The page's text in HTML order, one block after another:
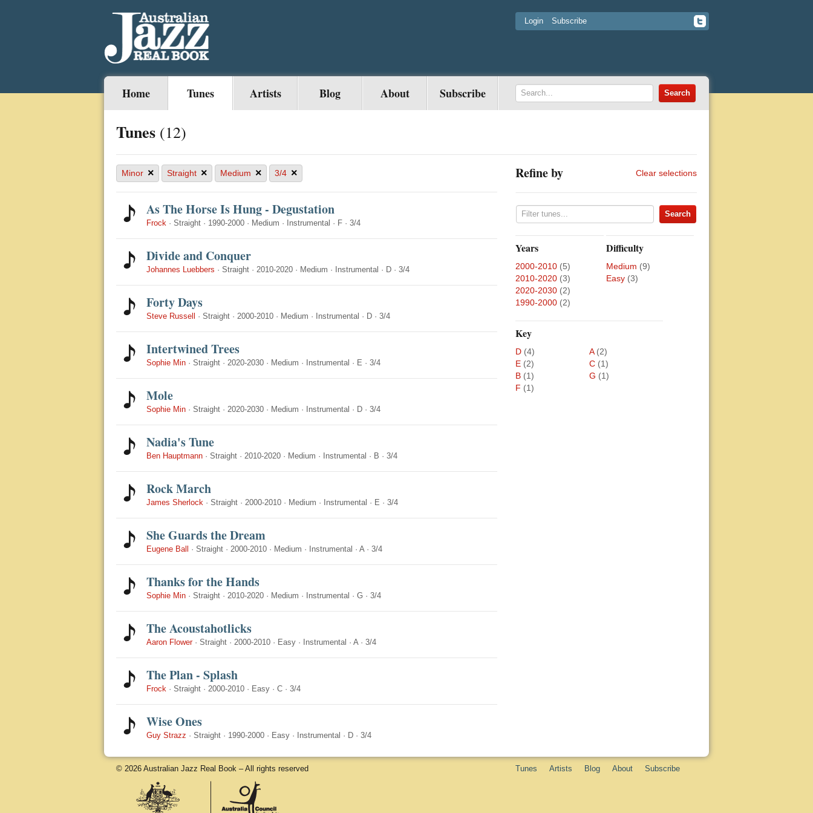
Login Subscribe
Home Tunes Artists Blog About Subscribe
Tunes (12)
Minor × Straight × Medium × 3/4 ×
As The Horse Is Hung - Degustation
Frock · Straight · 1990-2000 · Medium · Instrumental · F · 3/4
Divide and Conquer
Johannes Luebbers · Straight · 2010-2020 · Medium · Instrumental · D · 3/4
Forty Days
Steve Russell · Straight · 2000-2010 · Medium · Instrumental · D · 3/4
Intertwined Trees
Sophie Min · Straight · 2020-2030 · Medium · Instrumental · E · 3/4
Mole
Sophie Min · Straight · 2020-2030 · Medium · Instrumental · D · 3/4
Nadia's Tune
Ben Hauptmann · Straight · 2010-2020 · Medium · Instrumental · B · 3/4
Rock March
James Sherlock · Straight · 2000-2010 · Medium · Instrumental · E · 3/4
She Guards the Dream
Eugene Ball · Straight · 2000-2010 · Medium · Instrumental · A· 3/4
Thanks for the Hands
Sophie Min · Straight · 2010-2020 · Medium · Instrumental · G · 3/4
The Acoustahotlicks
Aaron Flower· Straight · 2000-2010 · Easy · Instrumental · A· 3/4
The Plan - Splash
Frock · Straight · 2000-2010 · Easy · C · 3/4
Wise Ones
Guy Strazz · Straight · 1990-2000 · Easy · Instrumental · D · 3/4
Refine by Clear selections
Years
2000-2010 (5)
2010-2020 (3)
2020-2030 (2)
1990-2000 (2)
Difficulty
Medium (9)
Easy (3)
Key
D (4) A (2)
E (2) C (1)
B (1) G (1)
F (1)
© 2026 Australian Jazz Real Book – All rights reserved Tunes Artists Blog About Subscribe